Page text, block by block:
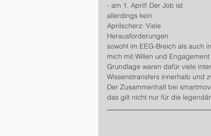
- am 1. April! Der Job ist
allerdings kein
Aprilscherz: Viele
Herausforderungen
sowohl im EEG-Breich als auch
mich mit Willen und
Grundlage waren dafür viele
Wissenstransfers innerhalb und
Der Zusammenhalt bei
das gilt nicht nur für die